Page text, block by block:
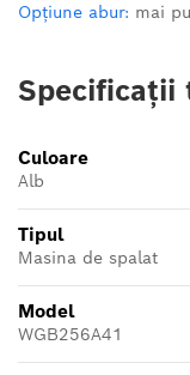
Opțiune abur: mai
Specificații
Culoare
Alb
Tipul
Masina de spalat
Model
WGB256A41